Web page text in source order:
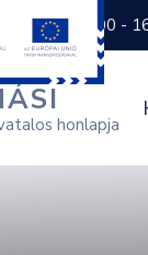
H: 8:00 -
honlapja